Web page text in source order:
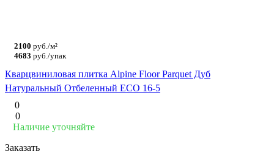
2100 руб./м²
4683 руб./упак
Кварцвиниловая плитка Alpine Floor Parquet Дуб
Натуральный Отбеленный ECO 16-5
0
0
Наличие уточняйте
Заказать